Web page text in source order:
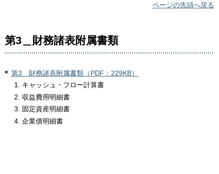
ページの先頭へ戻る
第3＿財務諸表附属書類
第3＿財務諸表附属書類（PDF：229KB）
キャッシュ・フロー計算書
収益費用明細書
固定資産明細書
企業債明細書